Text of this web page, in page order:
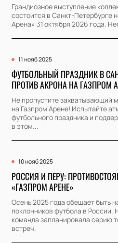
Грандиозное выступление
состоится в Санкт-Петербурге
Арена» 31 октября 2026 года.
11 нояб 2025
ФУТБОЛЬНЫЙ ПРАЗДНИК В
ПРОТИВ АКРОНА НА ГАЗПРОМ
Не пропустите захватывающий
на Газпром Арене! Испытайте
футбольного праздника и
в этом...
10 нояб 2025
РОССИЯ И ПЕРУ:
«ГАЗПРОМ АРЕНЕ»
Осень 2025 года обещает быть
поклонников футбола в России.
команда запланировала серию
встреч.